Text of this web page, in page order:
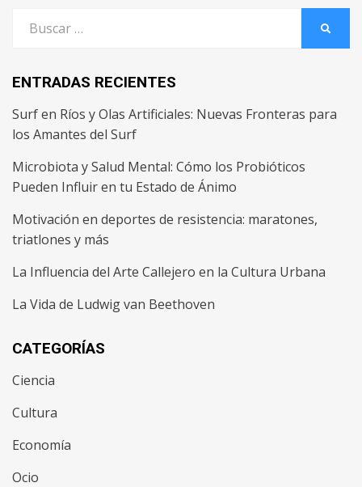
por:
ENTRADAS RECIENTES
Surf en Ríos y Olas Artificiales: Nuevas Fronteras para
los Amantes del Surf
Microbiota y Salud Mental: Cómo los Probióticos
Pueden Influir en tu Estado de Ánimo
Motivación en deportes de resistencia: maratones,
triatlones y más
La Influencia del Arte Callejero en la Cultura Urbana
La Vida de Ludwig van Beethoven
CATEGORÍAS
Ciencia
Cultura
Economía
Ocio